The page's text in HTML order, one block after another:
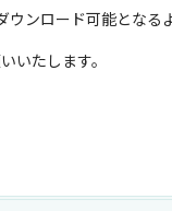
ンロード可能となる
いたします。